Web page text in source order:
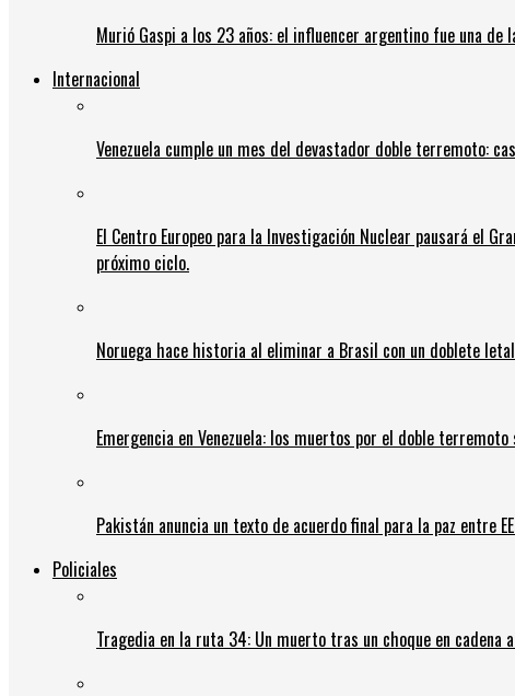
Murió Gaspi a los 23 años: el influencer argentino fue una
Internacional
Venezuela cumple un mes del devastador doble terremoto:
El Centro Europeo para la Investigación Nuclear pausará el
próximo ciclo.
Noruega hace historia al eliminar a Brasil con un doblete
Emergencia en Venezuela: los muertos por el doble
Pakistán anuncia un texto de acuerdo final para la paz entre
Policiales
Tragedia en la ruta 34: Un muerto tras un choque en cadena